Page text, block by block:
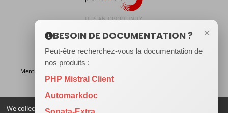
IT IS AN OPORTUNITY
Mentions légales
We collect and process your personal information for the following
×
BESOIN DE DOCUMENTATION ?
Peut-être recherchez-vous la documentation de
nos produits :
PHP Mistral Client
Automarkdoc